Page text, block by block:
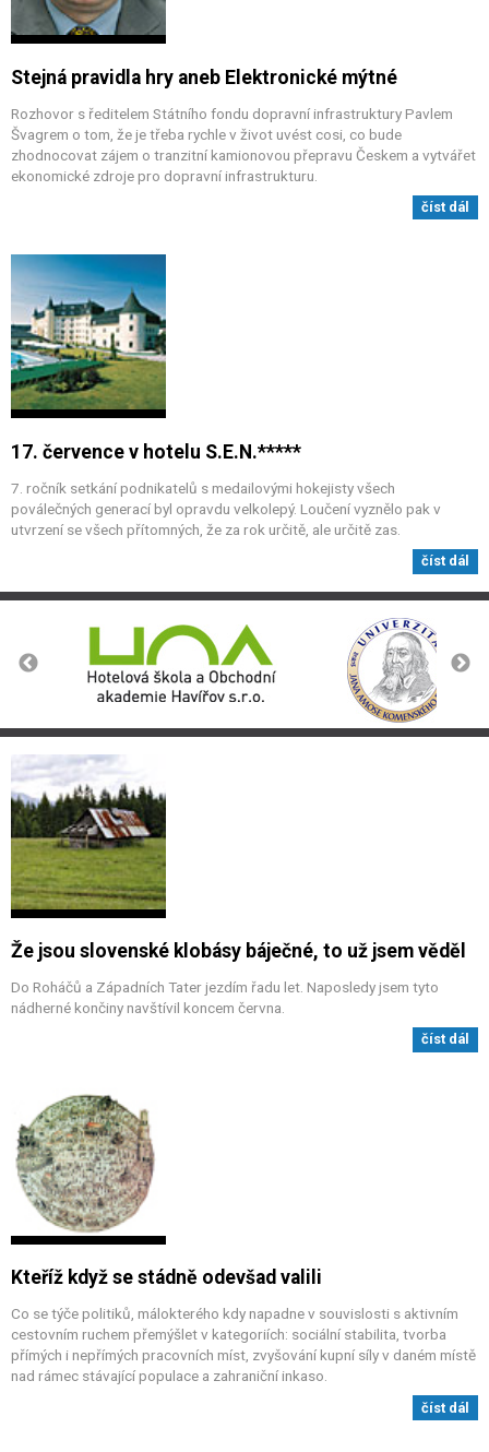
Stejná pravidla hry aneb Elektronické mýtné
Rozhovor s ředitelem Státního fondu dopravní infrastruktury Pavlem
Švagrem o tom, že je třeba rychle v život uvést cosi, co bude
zhodnocovat zájem o tranzitní kamionovou přepravu Českem a vytvářet
ekonomické zdroje pro dopravní infrastrukturu.
číst dál
17. července v hotelu S.E.N.*****
7. ročník setkání podnikatelů s medailovými hokejisty všech
poválečných generací byl opravdu velkolepý. Loučení vyznělo pak v
utvrzení se všech přítomných, že za rok určitě, ale určitě zas.
číst dál
Že jsou slovenské klobásy báječné, to už jsem věděl
Do Roháčů a Západních Tater jezdím řadu let. Naposledy jsem tyto
nádherné končiny navštívil koncem června.
číst dál
Kteříž když se stádně odevšad valili
Co se týče politiků, málokterého kdy napadne v souvislosti s aktivním
cestovním ruchem přemýšlet v kategoriích: sociální stabilita, tvorba
přímých i nepřímých pracovních míst, zvyšování kupní síly v daném místě
nad rámec stávající populace a zahraniční inkaso.
číst dál